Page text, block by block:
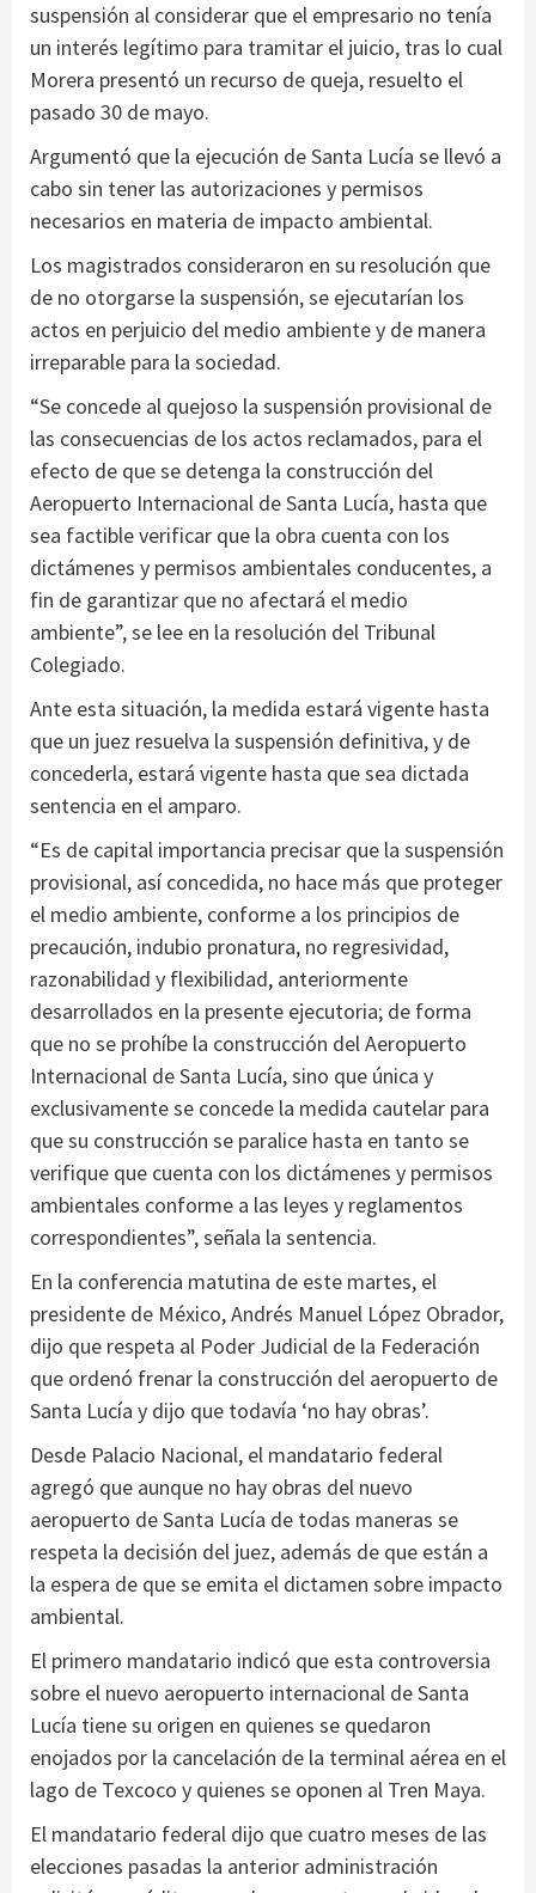
suspensión al considerar que el empresario no tenía
un interés legítimo para tramitar el juicio, tras lo cual
Morera presentó un recurso de queja, resuelto el
pasado 30 de mayo.
Argumentó que la ejecución de Santa Lucía se llevó a
cabo sin tener las autorizaciones y permisos
necesarios en materia de impacto ambiental.
Los magistrados consideraron en su resolución que
de no otorgarse la suspensión, se ejecutarían los
actos en perjuicio del medio ambiente y de manera
irreparable para la sociedad.
“Se concede al quejoso la suspensión provisional de
las consecuencias de los actos reclamados, para el
efecto de que se detenga la construcción del
Aeropuerto Internacional de Santa Lucía, hasta que
sea factible verificar que la obra cuenta con los
dictámenes y permisos ambientales conducentes, a
fin de garantizar que no afectará el medio
ambiente”, se lee en la resolución del Tribunal
Colegiado.
Ante esta situación, la medida estará vigente hasta
que un juez resuelva la suspensión definitiva, y de
concederla, estará vigente hasta que sea dictada
sentencia en el amparo.
“Es de capital importancia precisar que la suspensión
provisional, así concedida, no hace más que proteger
el medio ambiente, conforme a los principios de
precaución, indubio pronatura, no regresividad,
razonabilidad y flexibilidad, anteriormente
desarrollados en la presente ejecutoria; de forma
que no se prohíbe la construcción del Aeropuerto
Internacional de Santa Lucía, sino que única y
exclusivamente se concede la medida cautelar para
que su construcción se paralice hasta en tanto se
verifique que cuenta con los dictámenes y permisos
ambientales conforme a las leyes y reglamentos
correspondientes”, señala la sentencia.
En la conferencia matutina de este martes, el
presidente de México, Andrés Manuel López Obrador,
dijo que respeta al Poder Judicial de la Federación
que ordenó frenar la construcción del aeropuerto de
Santa Lucía y dijo que todavía ‘no hay obras’.
Desde Palacio Nacional, el mandatario federal
agregó que aunque no hay obras del nuevo
aeropuerto de Santa Lucía de todas maneras se
respeta la decisión del juez, además de que están a
la espera de que se emita el dictamen sobre impacto
ambiental.
El primero mandatario indicó que esta controversia
sobre el nuevo aeropuerto internacional de Santa
Lucía tiene su origen en quienes se quedaron
enojados por la cancelación de la terminal aérea en el
lago de Texcoco y quienes se oponen al Tren Maya.
El mandatario federal dijo que cuatro meses de las
elecciones pasadas la anterior administración